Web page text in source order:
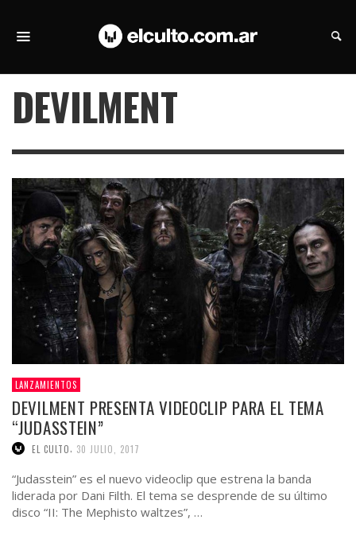
DEVILMENT
LANZAMIENTOS
DEVILMENT PRESENTA VIDEOCLIP PARA EL TEMA
“JUDASSTEIN”
EL CULTO 30 JULIO, 2017
“Judasstein” es el nuevo videoclip que estrena la banda
liderada por Dani Filth. El tema se desprende de su último
disco “II: The Mephisto waltzes”, …